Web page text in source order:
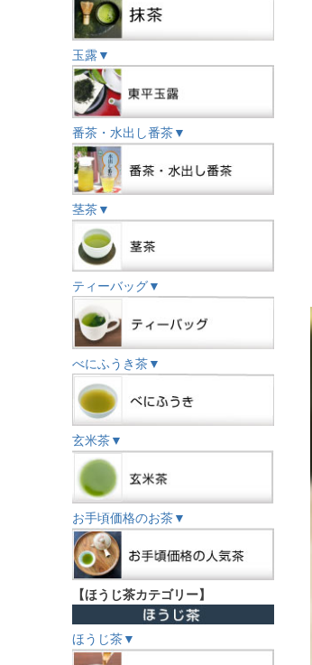
玉露▼
番茶・水出し番茶▼
茎茶▼
ティーバッグ▼
べにふうき茶▼
玄米茶▼
お手頃価格のお茶▼
【ほうじ茶カテゴリー】
ほうじ茶▼